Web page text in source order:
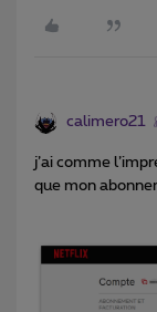
calimero21
j’ai comme
que mon